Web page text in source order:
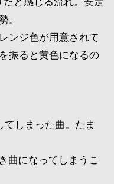
。
ンジ色が用意されて
振ると黄色になるの
しまった曲。たま
曲になってしまうこ